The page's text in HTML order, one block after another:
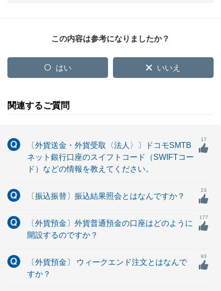
この内容は参考になりましたか？
はい いいえ
関連するご質問
〔外貨送金・外貨受取〈法人〉〕ドコモSMTB
ネット銀行口座のスイフトコード（SWIFTコー
ド）などの情報を教えてください。
17
〔振込振替〕振込結果照会とはなんですか？
23
〔外貨預金〕外貨普通預金の口座はどのように
開設するのですか？
177
〔外貨預金〕 ウィークエンド注文とはなんで
すか？
93